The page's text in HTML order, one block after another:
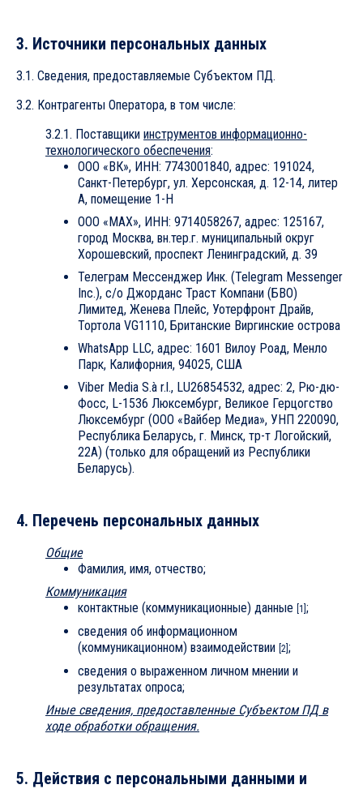
3. Источники персональных данных
3.1. Сведения, предоставляемые Субъектом ПД.
3.2. Контрагенты Оператора, в том числе:
3.2.1. Поставщики инструментов информационно-
технологического обеспечения:
ООО «ВК», ИНН: 7743001840, адрес: 191024,
Санкт-Петербург, ул. Херсонская, д. 12-14, литер
А, помещение 1-Н
ООО «МАХ», ИНН: 9714058267, адрес: 125167,
город Москва, вн.тер.г. муниципальный округ
Хорошевский, проспект Ленинградский, д. 39
Телеграм Мессенджер Инк. (Telegram Messenger
Inc.), c/o Джорданс Траст Компани (БВО)
Лимитед, Женева Плейс, Уотерфронт Драйв,
Тортола VG1110, Британские Виргинские острова
WhatsApp LLC, адрес: 1601 Вилоу Роад, Менло
Парк, Калифорния, 94025, США
Viber Media S.à r.l., LU26854532, адрес: 2, Рю-дю-
Фосс, L-1536 Люксембург, Великое Герцогство
Люксембург (ООО «Вайбер Медиа», УНП 220090,
Республика Беларусь, г. Минск, тр-т Логойский,
22А) (только для обращений из Республики
Беларусь).
4. Перечень персональных данных
Общие
Фамилия, имя, отчество;
Коммуникация
контактные (коммуникационные) данные
[1] ;
сведения об информационном
(коммуникационном) взаимодействии [2] ;
сведения о выраженном личном мнении и
результатах опроса;
Иные сведения, предоставленные Субъектом ПД в
ходе обработки обращения.
5. Действия с персональными данными и